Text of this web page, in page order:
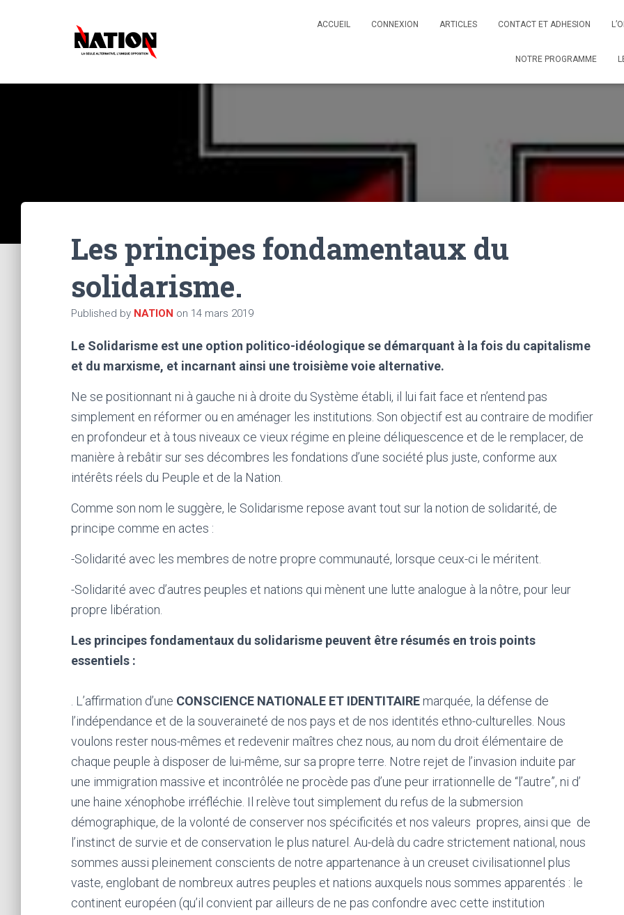
ACCUEIL CONNEXION ARTICLES CONTACT ET ADHESION
NOTRE PROGRAMME
Les principes fondamentaux du
solidarisme.
Published by NATION on 14 mars 2019
Le Solidarisme est une option politico-idéologique se démarquant à la fois du capitalisme
et du marxisme, et incarnant ainsi une troisième voie alternative.
Ne se positionnant ni à gauche ni à droite du Système établi, il lui fait face et n’entend pas
simplement en réformer ou en aménager les institutions. Son objectif est au contraire de modifier
en profondeur et à tous niveaux ce vieux régime en pleine déliquescence et de le remplacer, de
manière à rebâtir sur ses décombres les fondations d’une société plus juste, conforme aux
intérêts réels du Peuple et de la Nation.
Comme son nom le suggère, le Solidarisme repose avant tout sur la notion de solidarité, de
principe comme en actes :
-Solidarité avec les membres de notre propre communauté, lorsque ceux-ci le méritent.
-Solidarité avec d’autres peuples et nations qui mènent une lutte analogue à la nôtre, pour leur
propre libération.
Les principes fondamentaux du solidarisme peuvent être résumés en trois points
essentiels :
. L’affirmation d’une CONSCIENCE NATIONALE ET IDENTITAIRE marquée, la défense de
l’indépendance et de la souveraineté de nos pays et de nos identités ethno-culturelles. Nous
voulons rester nous-mêmes et redevenir maîtres chez nous, au nom du droit élémentaire de
chaque peuple à disposer de lui-même, sur sa propre terre. Notre rejet de l’invasion induite par
une immigration massive et incontrôlée ne procède pas d’une peur irrationnelle de “l’autre”, ni d’
une haine xénophobe irréfléchie. Il relève tout simplement du refus de la submersion
démographique, de la volonté de conserver nos spécificités et nos valeurs propres, ainsi que de
l’instinct de survie et de conservation le plus naturel. Au-delà du cadre strictement national, nous
sommes aussi pleinement conscients de notre appartenance à un creuset civilisationnel plus
vaste, englobant de nombreux autres peuples et nations auxquels nous sommes apparentés : le
continent européen (qu’il convient par ailleurs de ne pas confondre avec cette institution